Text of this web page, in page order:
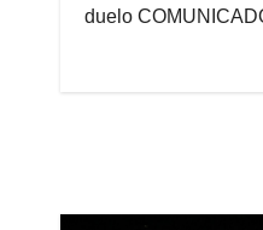
duelo